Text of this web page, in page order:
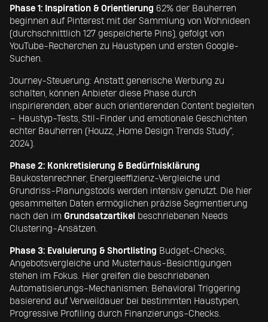
Phase 1: Inspiration & Orientierung 62% der Bauherren
beginnen auf Pinterest mit der Sammlung von Wohnideen
(durchschnittlich 127 gespeicherte Pins), gefolgt von
YouTube-Recherchen zu Haustypen und ersten Google-
Suchen.
Journey-Steuerung: Anstatt generische Werbung zu
schalten, können Anbieter diese Phase durch
inspirierenden, aber auch orientierenden Content begleiten
– Haustyp-Tests, Stil-Finder und emotionale Geschichten
echter Bauherren (Houzz, „Home Design Trends Study“,
2024).
Phase 2: Konkretisierung & Bedürfnisklärung
Baukostenrechner, Energieeffizienz-Vergleiche und
Grundriss-Planungstools werden intensiv genutzt. Die hier
gesammelten Daten ermöglichen präzise Segmentierung
nach den im Grundsatzartikel
beschriebenen Needs
Clustering-Ansätzen.
Phase 3: Evaluierung & Shortlisting Budget-Checks,
Angebotsvergleiche und Musterhaus-Besichtigungen
stehen im Fokus. Hier greifen die beschriebenen
Automatisierungs-Mechanismen: Behavioral Triggering
basierend auf Verweildauer bei bestimmten Haustypen,
Progressive Profiling durch Finanzierungs-Checks.